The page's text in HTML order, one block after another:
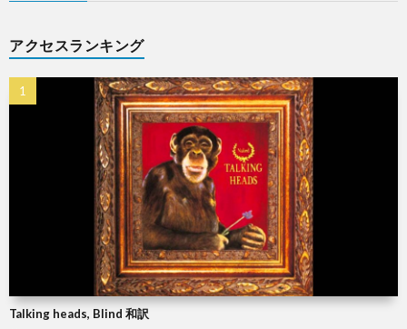
アクセスランキング
Talking heads, Blind 和訳